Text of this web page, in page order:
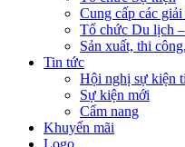
Cung cấp các
Tổ chức Du lịch
Sản xuất, thi
Tin tức
Hội nghị sự kiện
Sự kiện mới
Cẩm nang
Khuyến mãi
Logo